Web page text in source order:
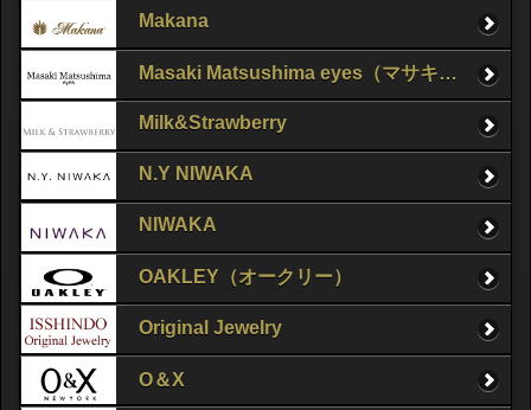
Makana
Masaki Matsushima eyes（マサキマツシマ）
Milk&Strawberry
N.Y NIWAKA
NIWAKA
OAKLEY（オークリー）
Original Jewelry
O＆X